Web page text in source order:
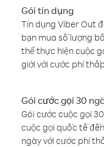
Gói tín dụng
Tín dụng Viber Out
bạn mua số lượng
thể thực hiện cuộc
giới với cước phí
Gói cước gọi 30
Gói cước cuộc gọi
cuộc gọi quốc tế
ngày với cước phí